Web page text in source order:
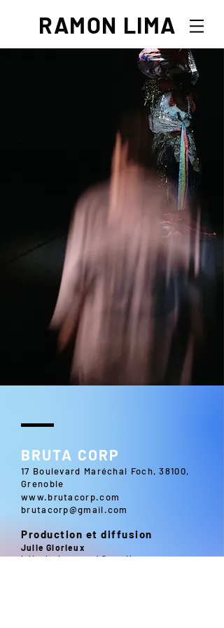
RAMON LIMA
BRUTA CORP​
17 Boulevard Maréchal Foch, 38100,
Grenoble
www.brutacorp.com
brutacorp@gmail.com
Production et diffusion
Julie Glorieux
julieglorieux.prod@gmail.com